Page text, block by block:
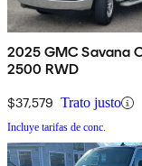
2025 GMC Savana
2500 RWD
$37,579 Trato justo
Incluye tarifas de conc.